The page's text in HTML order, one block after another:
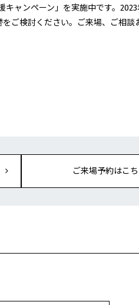
ャンペーン」を実施中です。
ご検討ください。ご来場、ご相談
ご来場予約はこ